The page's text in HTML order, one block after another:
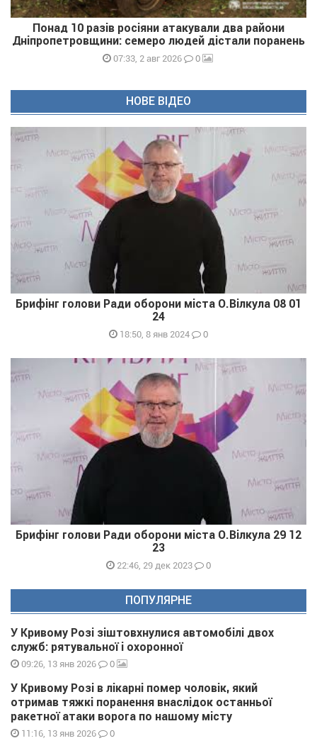
Понад 10 разів росіяни атакували два райони
Дніпропетровщини: семеро людей дістали поранень
07:33, 2 авг 2026 0
НОВЕ ВІДЕО
Брифінг голови Ради оборони міста О.Вілкула 08 01
24
18:50, 8 янв 2024 0
Брифінг голови Ради оборони міста О.Вілкула 29 12
23
22:46, 29 дек 2023 0
ПОПУЛЯРНЕ
У Кривому Розі зіштовхнулися автомобілі двох
служб: рятувальної і охоронної
09:26, 13 янв 2026 0
У Кривому Розі в лікарні помер чоловік, який
отримав тяжкі поранення внаслідок останньої
ракетної атаки ворога по нашому місту
11:16, 13 янв 2026 0